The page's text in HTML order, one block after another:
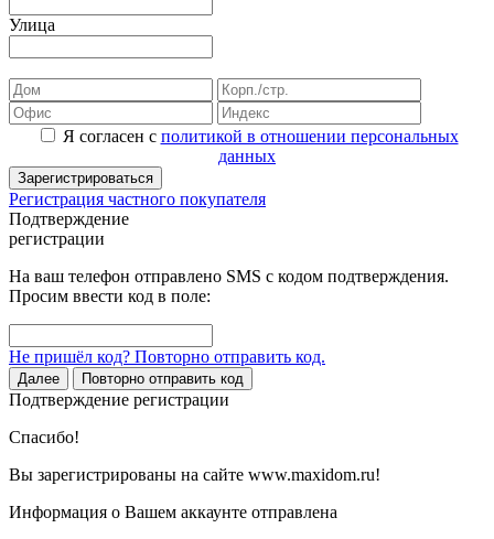
Улица
Я согласен с политикой в отношении персональных
данных
Зарегистрироваться
Регистрация частного покупателя
Подтверждение
регистрации
На ваш телефон отправлено SMS с кодом подтверждения.
Просим ввести код в поле:
Не пришёл код? Повторно отправить код.
Далее Повторно отправить код
Подтверждение регистрации
Спасибо!
Вы зарегистрированы на сайте www.maxidom.ru!
Информация о Вашем аккаунте отправлена